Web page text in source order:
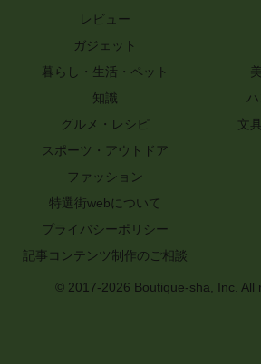
レビュー
ガジェット
暮らし・生活・ペット
知識
グルメ・レシピ
文
スポーツ・アウトドア
ファッション
特選街webについて
プライバシーポリシー
記事コンテンツ制作のご相談
© 2017-2026 Boutique-sha, Inc. All